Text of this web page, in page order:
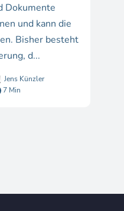
Dokumente
und kann die
Bisher besteht
d...
Jens Künzler
7 Min